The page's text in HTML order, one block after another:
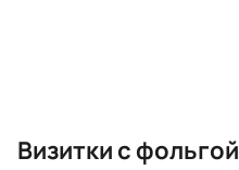
Визитки с фольгой